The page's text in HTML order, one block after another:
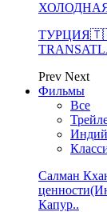
ХОЛОДНАЯ
Prev Next
Фильмы
Все
Салман
Капур..